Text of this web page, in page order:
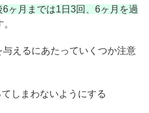
6ヶ月までは1日3回、6ヶ月を過
えるにあたっていくつか注意
しまわないようにする